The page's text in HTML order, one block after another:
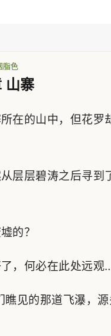
脂色
山寨
在的山中，但花罗
层层碧涛之后寻到
的？
，何必在此处远
见的那道飞瀑，